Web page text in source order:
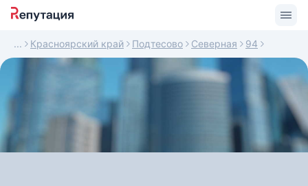
Красноярский край Подтесово Северная 94